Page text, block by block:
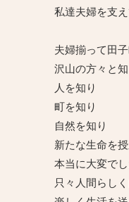
私達夫婦を支
夫婦揃って田
沢山の方々と
人を知り
町を知り
自然を知り
新たな生命を
本当に大変で
只々人間らし